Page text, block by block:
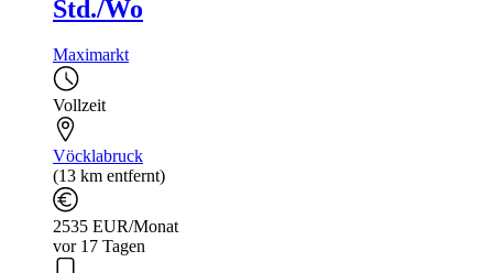
Std./Wo
Maximarkt
Vollzeit
Vöcklabruck
(13 km entfernt)
2535 EUR/Monat
vor 17 Tagen